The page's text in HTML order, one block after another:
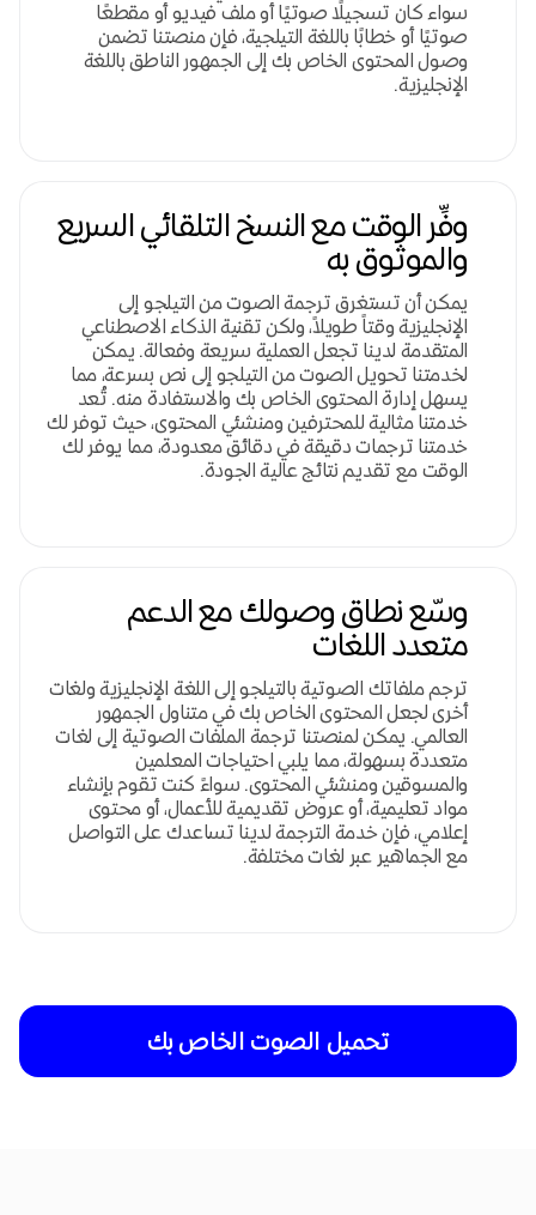
سواء كان تسجيلًا صوتيًا أو ملف فيديو أو مقطعًا
صوتيًا أو خطابًا باللغة التيلجية، فإن منصتنا تضمن
وصول المحتوى الخاص بك إلى الجمهور الناطق باللغة
الإنجليزية.
وفِّر الوقت مع النسخ التلقائي السريع
والموثوق به
يمكن أن تستغرق ترجمة الصوت من التيلجو إلى
الإنجليزية وقتاً طويلاً، ولكن تقنية الذكاء الاصطناعي
المتقدمة لدينا تجعل العملية سريعة وفعالة. يمكن
لخدمتنا تحويل الصوت من التيلجو إلى نص بسرعة، مما
يسهل إدارة المحتوى الخاص بك والاستفادة منه. تُعد
خدمتنا مثالية للمحترفين ومنشئي المحتوى، حيث توفر لك
خدمتنا ترجمات دقيقة في دقائق معدودة، مما يوفر لك
الوقت مع تقديم نتائج عالية الجودة.
وسّع نطاق وصولك مع الدعم
متعدد اللغات
ترجم ملفاتك الصوتية بالتيلجو إلى اللغة الإنجليزية ولغات
أخرى لجعل المحتوى الخاص بك في متناول الجمهور
العالمي. يمكن لمنصتنا ترجمة الملفات الصوتية إلى لغات
متعددة بسهولة، مما يلبي احتياجات المعلمين
والمسوقين ومنشئي المحتوى. سواءً كنت تقوم بإنشاء
مواد تعليمية، أو عروض تقديمية للأعمال، أو محتوى
إعلامي، فإن خدمة الترجمة لدينا تساعدك على التواصل
مع الجماهير عبر لغات مختلفة.
تحميل الصوت الخاص بك